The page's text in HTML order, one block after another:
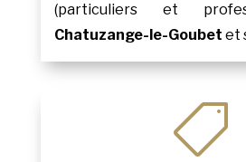
(particuliers et
Chatuzange-le-Goubet et
